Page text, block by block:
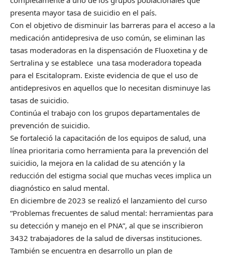
presenta mayor tasa de suicidio en el país.
Con el objetivo de disminuir las barreras para el acceso a la
medicación antidepresiva de uso común, se eliminan las
tasas moderadoras en la dispensación de Fluoxetina y de
Sertralina y se establece una tasa moderadora topeada
para el Escitalopram. Existe evidencia de que el uso de
antidepresivos en aquellos que lo necesitan disminuye las
tasas de suicidio.
Continúa el trabajo con los grupos departamentales de
prevención de suicidio.
Se fortaleció la capacitación de los equipos de salud, una
línea prioritaria como herramienta para la prevención del
suicidio, la mejora en la calidad de su atención y la
reducción del estigma social que muchas veces implica un
diagnóstico en salud mental.
En diciembre de 2023 se realizó el lanzamiento del curso
“Problemas frecuentes de salud mental: herramientas para
su detección y manejo en el PNA”, al que se inscribieron
3432 trabajadores de la salud de diversas instituciones.
También se encuentra en desarrollo un plan de